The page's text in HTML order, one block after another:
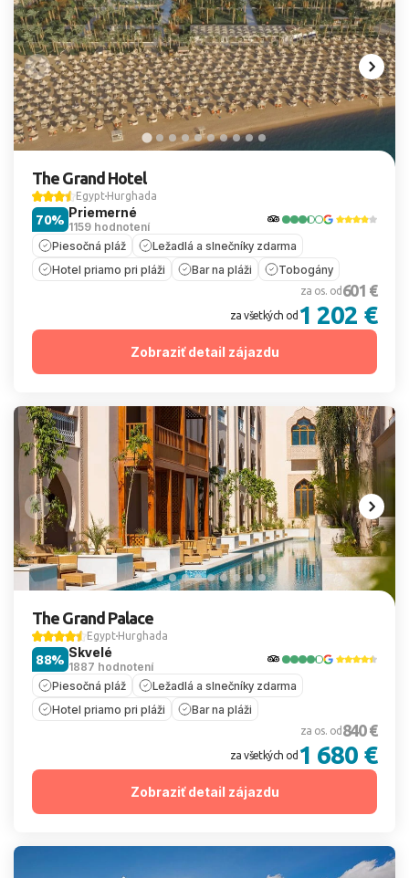
The Grand Hotel
Egypt Hurghada
Priemerné
1159 hodnotení
70%
Piesočná pláž
Ležadlá a slnečníky zdarma
Hotel priamo pri pláži
Bar na pláži Tobogány
za os. od 601 €
za všetkých od 1 202 €
Zobraziť detail zájazdu
The Grand Palace
Egypt Hurghada
Skvelé
1887 hodnotení
88%
Piesočná pláž
Ležadlá a slnečníky zdarma
Hotel priamo pri pláži
Bar na pláži
za os. od 840 €
za všetkých od 1 680 €
Zobraziť detail zájazdu